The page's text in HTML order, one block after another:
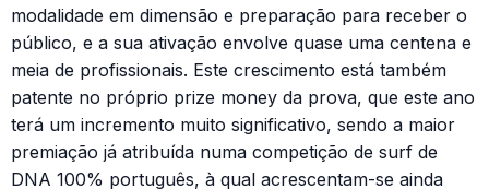
modalidade em dimensão e preparação para receber o
público, e a sua ativação envolve quase uma centena e
meia de profissionais. Este crescimento está também
patente no próprio prize money da prova, que este ano
terá um incremento muito significativo, sendo a maior
premiação já atribuída numa competição de surf de
DNA 100% português, à qual acrescentam-se ainda